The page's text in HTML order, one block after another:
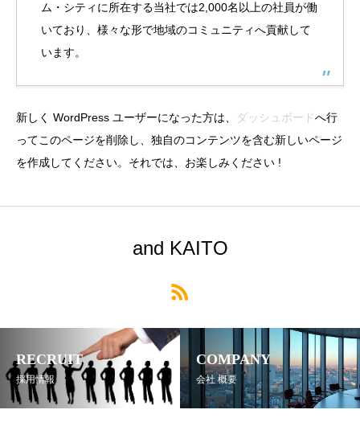
ム・シティに所在する当社では2,000名以上の社員が働
いており、様々な形で地域のコミュニティへ貢献して
います。
新しく WordPress ユーザーになった方は、 ダッシュボードへ行
ってこのページを削除し、独自のコンテンツを含む新しいページ
を作成してください。それでは、お楽しみください !
and KAITO
RECRUIT
採用情報
COMPANY
会社 概要